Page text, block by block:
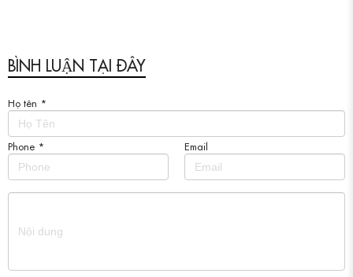
BÌNH LUẬN TẠI ĐÂY
Họ tên *
Phone * Email